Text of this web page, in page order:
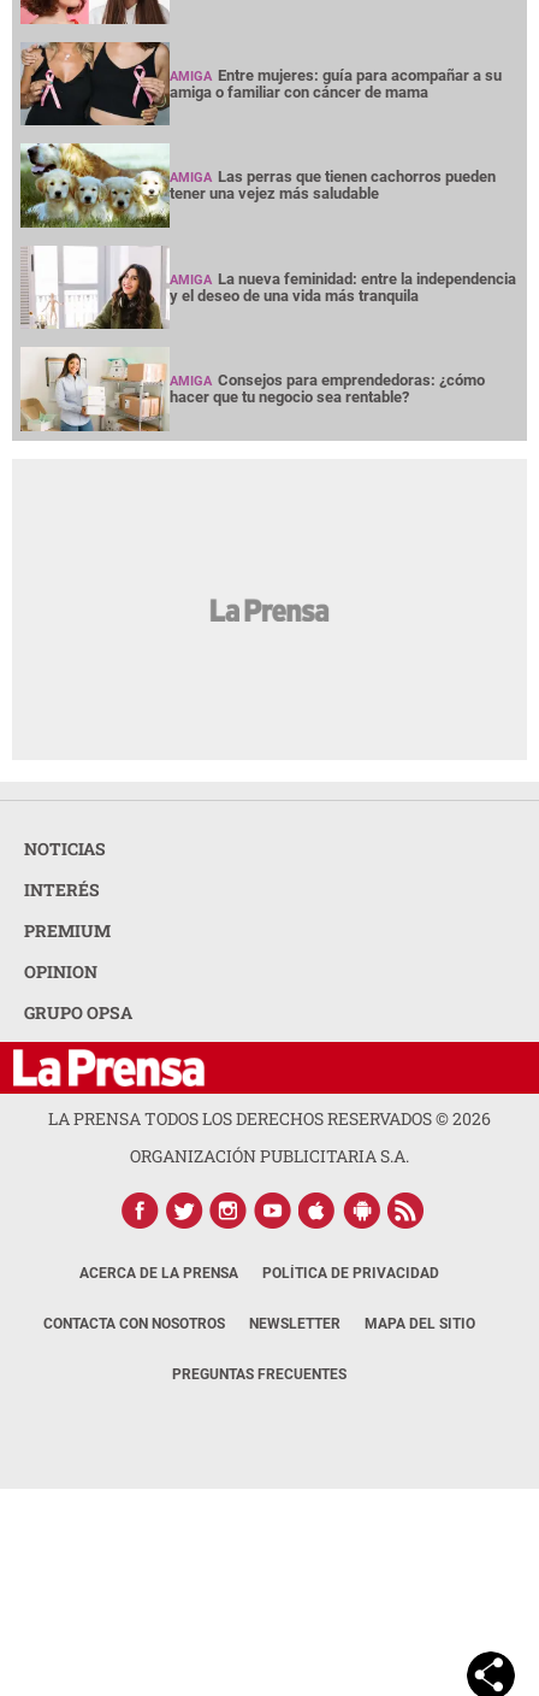
AMIGA Entre mujeres: guía para acompañar a su
amiga o familiar con cáncer de mama
AMIGA Las perras que tienen cachorros pueden
tener una vejez más saludable
AMIGA La nueva feminidad: entre la independencia
y el deseo de una vida más tranquila
AMIGA Consejos para emprendedoras: ¿cómo
hacer que tu negocio sea rentable?
NOTICIAS
INTERÉS
PREMIUM
OPINION
GRUPO OPSA
LA PRENSA TODOS LOS DERECHOS RESERVADOS ©2026
ORGANIZACIÓN PUBLICITARIA S.A.
ACERCA DE LA PRENSA POLÍTICA DE PRIVACIDAD
CONTACTA CON NOSOTROS NEWSLETTER MAPA DEL SITIO
PREGUNTAS FRECUENTES